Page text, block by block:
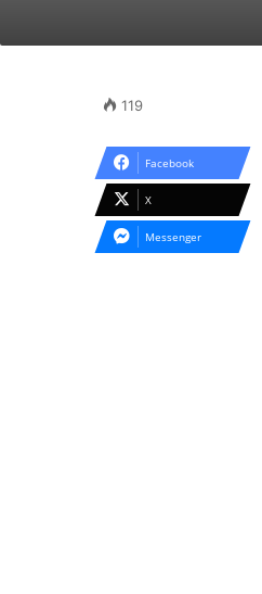
119
Facebook
X
Messenger